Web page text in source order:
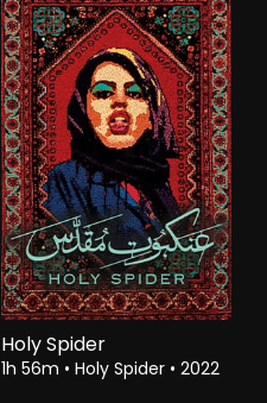
Holy Spider
1h 56m • Holy Spider • 2022